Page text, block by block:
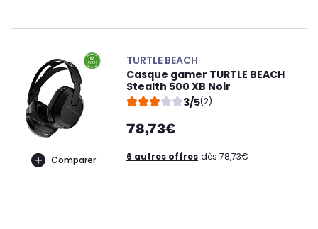
Comparer
TURTLE BEACH
Casque gamer TURTLE BEACH
Stealth 500 XB Noir
3/5(2)
78,73€
6 autres offres dès 78,73€